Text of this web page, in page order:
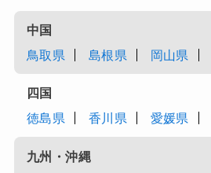
中国
鳥取県
島根県 岡山県
四国
徳島県
香川県 愛媛県
九州・沖縄